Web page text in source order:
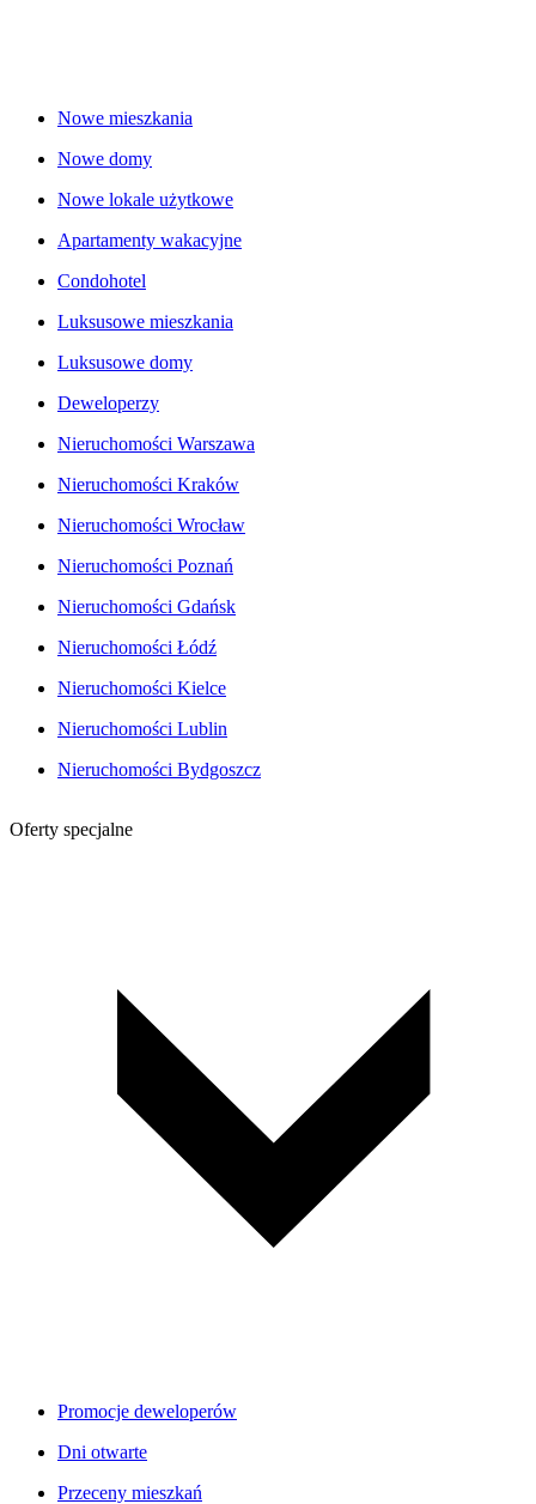
Nowe mieszkania
Nowe domy
Nowe lokale użytkowe
Apartamenty wakacyjne
Condohotel
Luksusowe mieszkania
Luksusowe domy
Deweloperzy
Nieruchomości Warszawa
Nieruchomości Kraków
Nieruchomości Wrocław
Nieruchomości Poznań
Nieruchomości Gdańsk
Nieruchomości Łódź
Nieruchomości Kielce
Nieruchomości Lublin
Nieruchomości Bydgoszcz
Oferty specjalne
Promocje deweloperów
Dni otwarte
Przeceny mieszkań